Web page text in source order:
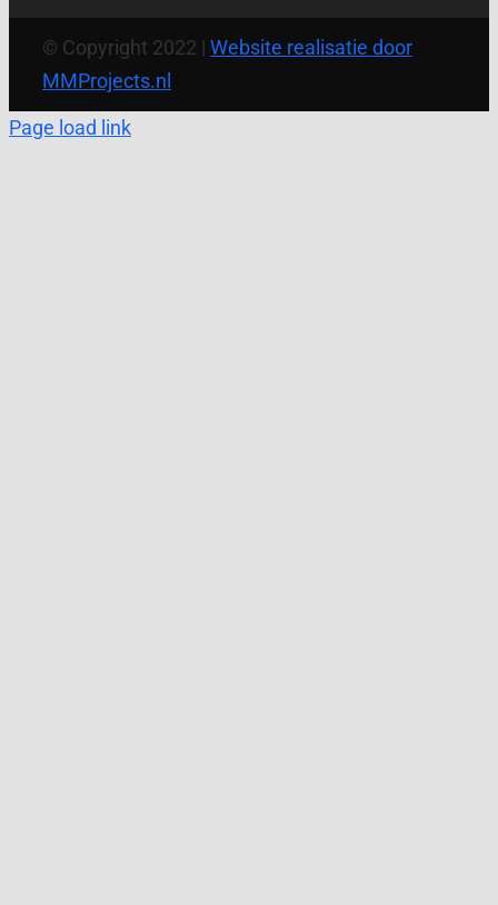
© Copyright 2022 | Website realisatie door
MMProjects.nl
Page load link